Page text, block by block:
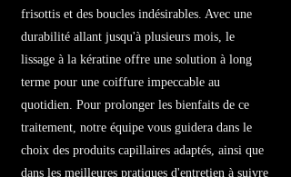
frisottis et des boucles indésirables. Avec une
durabilité allant jusqu'à plusieurs mois, le
lissage à la kératine offre une solution à long
terme pour une coiffure impeccable au
quotidien. Pour prolonger les bienfaits de ce
traitement, notre équipe vous guidera dans le
choix des produits capillaires adaptés, ainsi que
dans les meilleures pratiques d'entretien à suivre